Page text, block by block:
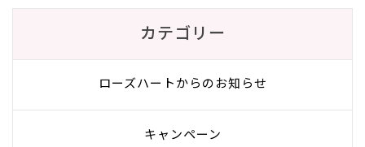
カテゴリー
ローズハートからのお知らせ
キャンペーン